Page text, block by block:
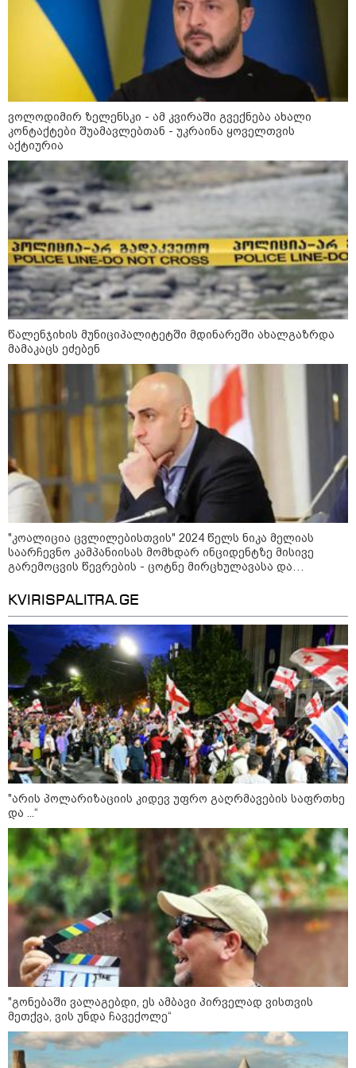
მილიარდიანი იმპერიები მოედნის
მიღმა - ვინ არიან ყველა დროის
ყველაზე მაღალანაზღაურებადი
სპორტსმენები
ანაკლიის პორტის საზღვაო
ინფრასტრუქტურის ძირითადი
წერია გზშ-ის ანგარიშში
უნცია ოქრო დღიურად 101
დოლარით გაძვირდა - რა ღირს
გრამი საქართველოში?
კონფლიქტები
12:46 / 07-08-2026
ოკუპირებულ აფხაზეთში საწვავის
დეფიციტია, კილომეტრიანი რიგები და
შეზღუდვა საწვავის ჩასხმაზე - რა
ინფორმაციას აქვეყნებს "დემოკრატიის
კვლევის ინსტიტუტი“
14:23 / 05-08-2026
მაღალჩინოსნებმა უკრაინაში
ომთან დაკავშირებით
მოლაპარაკებები გამართეს - რა
არის ცნობილი შეხვედრაზე
09:55 / 05-08-2026
მორიგი თავდასხმა Wildberries-
ის საწყობზე - დრონებით
თავდასხმის შემდეგ, ტულას
ოლქში მდებარე საწყობში
ხანძარია
09:12 / 05-08-2026
14 გარდაცვლილი, 22
დაშავებული, მასშტაბური
ვოლოდიმირ ზელენსკი - ამ კვირაში გვექნება ახალი
კონტაქტები შუამავლებთან - უკრაინა ყოველთვის
აქტიურია
წალენჯიხის მუნიციპალიტეტში მდინარეში ახალგაზრდა
მამაკაცს ეძებენ
"კოალიცია ცვლილებისთვის" 2024 წელს ნიკა მელიას
საარჩევნო კამპანიისას მომხდარ ინციდენტზე მისივე
გარემოცვის წევრების - ცოტნე მირცხულავასა და
უწოდებს
KVIRISPALITRA.GE
"არის პოლარიზაციის კიდევ უფრო გაღრმავების საფრთხე
და ...“
"გონებაში ვალაგებდი, ეს ამბავი პირველად ვისთვის
მეთქვა, ვის უნდა ჩავექოლე“